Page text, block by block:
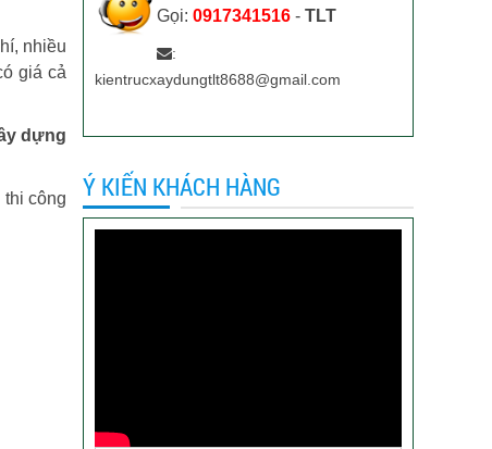
nhiều
giá cả
dựng
công
Gọi: 0917341516- TLT
:
kientrucxaydungtlt8688@gmail.com
Ý KIẾN KHÁCH HÀNG